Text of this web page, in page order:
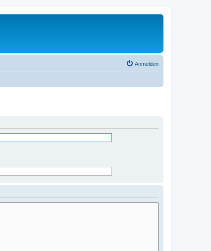
Anmelden